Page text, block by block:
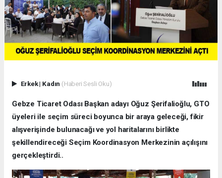
Erkek| Kadın (Haberi Sesli Oku)
Gebze Ticaret Odası Başkan adayı Oğuz Şerifalioğlu, GTO
üyeleri ile seçim süreci boyunca bir araya geleceği, fikir
alışverişinde bulunacağı ve yol haritalarını birlikte
şekillendireceği Seçim Koordinasyon Merkezinin açılışını
gerçekleştirdi..